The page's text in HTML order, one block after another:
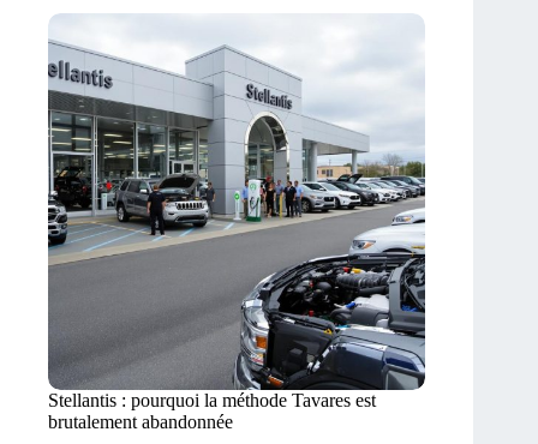
Stellantis : pourquoi la méthode Tavares est
brutalement abandonnée